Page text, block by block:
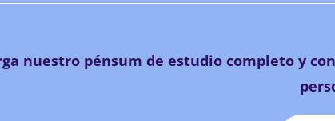
nuestro pénsum de estudio completo y